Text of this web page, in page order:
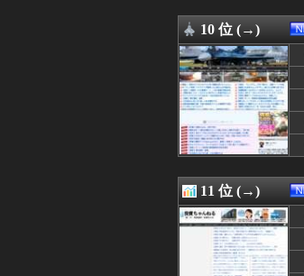
08/08 08:00
08/08 08:00
08/08 08:00
08/08 08:00
08/08 07:58
08/08 07:55
08/08 07:50
08/08 07:39
08/08 07:29
08/08 07:25
08/08 07:12
08/08 07:06
08/08 07:00
08/08 07:00
08/08 07:00
10 位 (→)
11 位 (→)